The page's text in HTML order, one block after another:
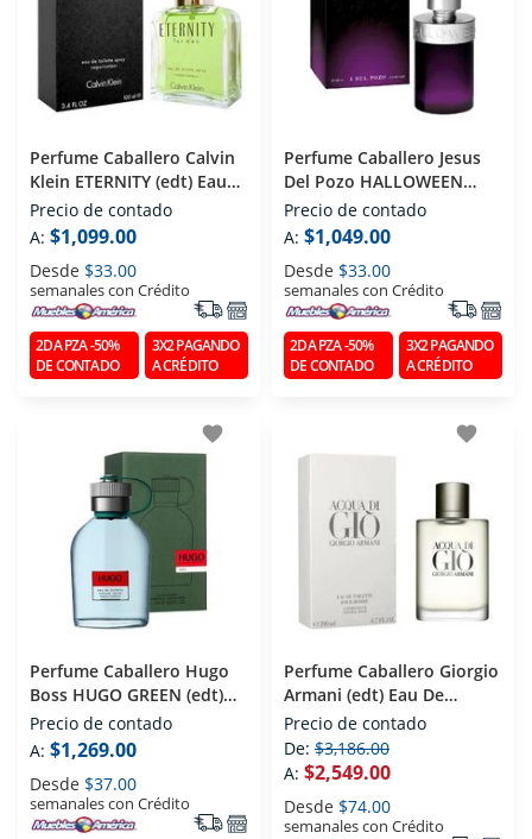
Perfume Caballero Calvin
Klein ETERNITY (edt) Eau
De Toilette 100 Ml
Precio de contado
A: $1,099.00
Desde $33.00
semanales con Crédito
2DA PZA -50%
DE CONTADO
3X2 PAGANDO
A CRÉDITO
Perfume Caballero Jesus
Del Pozo HALLOWEEN
MAN (edt) Eau De Toilette
125 Ml
Precio de contado
A: $1,049.00
Desde $33.00
semanales con Crédito
2DA PZA -50%
DE CONTADO
3X2 PAGANDO
A CRÉDITO
favorite
Perfume Caballero Hugo
Boss HUGO GREEN (edt)
Eau De Toilette 125 Ml
Precio de contado
A: $1,269.00
Desde $37.00
semanales con Crédito
favorite
Perfume Caballero Giorgio
Armani (edt) Eau De
Toilette 200 Ml
Precio de contado
De: $3,186.00
A: $2,549.00
Desde $74.00
semanales con Crédito